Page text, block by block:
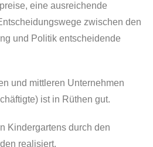
eine ausreichende
zwischen den
und Politik entscheidende
und mittleren Unternehmen
ist in Rüthen gut.
Kindergartens durch den
realisiert.